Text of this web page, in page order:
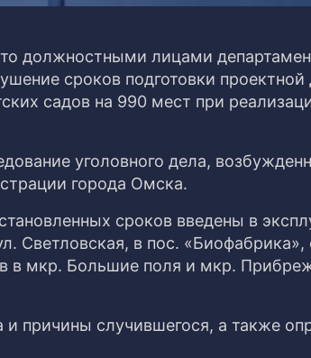
должностными лицами
сроков подготовки проектной
садов на 990 мест при
уголовного дела,
города Омска.
сроков введены в
Светловская, в пос.
в мкр. Большие поля и мкр.
и причины случившегося, а также